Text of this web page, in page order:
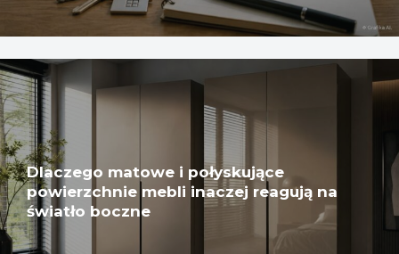
Dlaczego matowe i połyskujące
powierzchnie mebli inaczej reagują na
światło boczne